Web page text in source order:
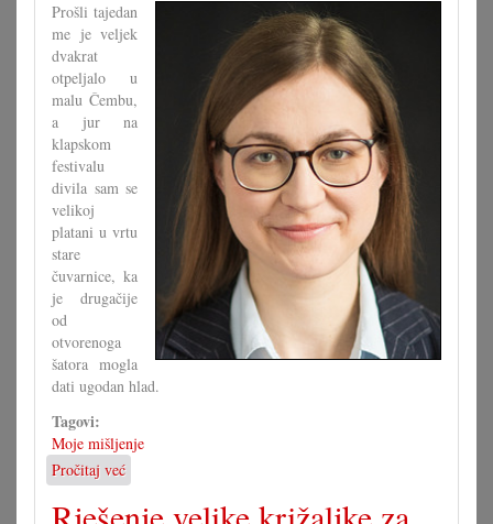
južnom
Gradišću
Prošli tajedan
me je veljek
dvakrat
otpeljalo u
malu Čembu,
a jur na
klapskom
festivalu
divila sam se
velikoj
platani u vrtu
stare
čuvarnice, ka
je drugačije
od
otvorenoga
šatora mogla
dati ugodan hlad.
Tagovi:
Moje mišljenje
Pročitaj već
Fit
za